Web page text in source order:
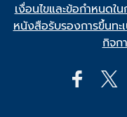
เงื่อนไขและข้อกำหนดใน
หนังสือรับรองการขึ้นทะ
กิจก